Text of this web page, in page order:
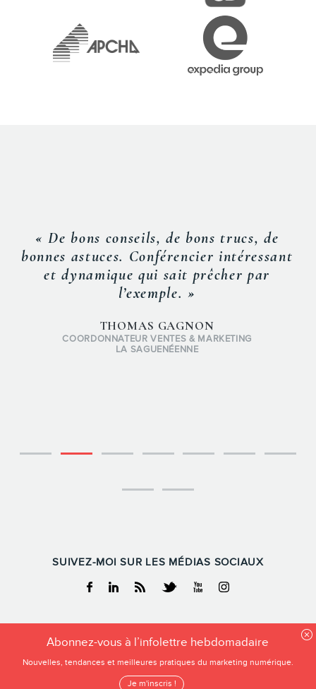
« De bons conseils, de bons trucs, de
bonnes astuces. Conférencier intéressant
et dynamique qui sait prêcher par
l’exemple. »
THOMAS GAGNON
COORDONNATEUR VENTES & MARKETING
LA SAGUENÉENNE
SUIVEZ-MOI SUR LES MÉDIAS SOCIAUX
Facebook
LinkedinRSS TwitterYoutubeInstagram
Frederic Gonzalo 2026
Abonnez-vous à l’infolettre hebdomadaire
Nouvelles, tendances et meilleures pratiques du marketing numérique.
Je m'inscris !